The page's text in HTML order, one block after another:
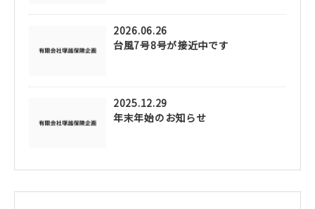
2026.06.26
台風7号8号が接近中です
2025.12.29
年末年始のお知らせ